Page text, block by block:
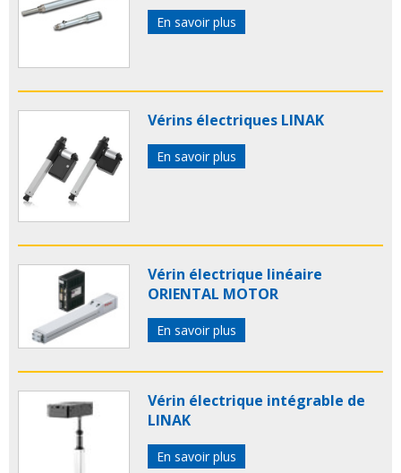
En savoir plus
Vérins électriques LINAK
En savoir plus
Vérin électrique linéaire
ORIENTAL MOTOR
En savoir plus
Vérin électrique intégrable de
LINAK
En savoir plus